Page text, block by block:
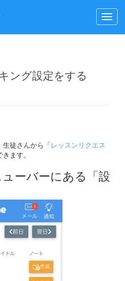
ング設定をする
生徒さんから「レッスンリクエス
ます。
ーバーにある「設